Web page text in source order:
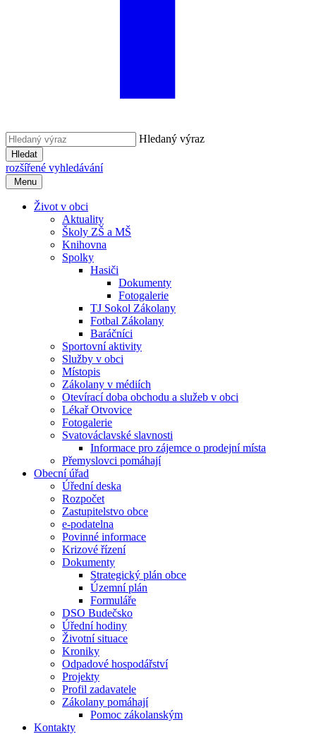
Hledaný výraz
Hledat
rozšířené vyhledávání
Menu
Život v obci
Aktuality
Školy ZŠ a MŠ
Knihovna
Spolky
Hasiči
Dokumenty
Fotogalerie
TJ Sokol Zákolany
Fotbal Zákolany
Baráčníci
Sportovní aktivity
Služby v obci
Místopis
Zákolany v médiích
Otevírací doba obchodu a služeb v obci
Lékař Otvovice
Fotogalerie
Svatováclavské slavnosti
Informace pro zájemce o prodejní místa
Přemyslovci pomáhají
Obecní úřad
Úřední deska
Rozpočet
Zastupitelstvo obce
e-podatelna
Povinné informace
Krizové řízení
Dokumenty
Strategický plán obce
Územní plán
Formuláře
DSO Budečsko
Úřední hodiny
Životní situace
Kroniky
Odpadové hospodářství
Projekty
Profil zadavatele
Zákolany pomáhají
Pomoc zákolanským
Kontakty